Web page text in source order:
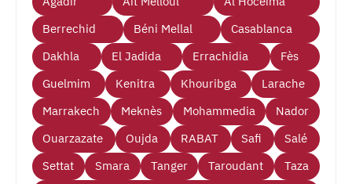
Berrechid
Béni Mellal
Casablanca
Dakhla
El Jadida Errachidia
Fès
Guelmim
Kenitra Khouribga
Larache
Marrakech
Meknès Mohammedia
Nador
Ouarzazate
Oujda RABAT Safi
Salé
Settat
Smara Tanger Taroudant
Taza